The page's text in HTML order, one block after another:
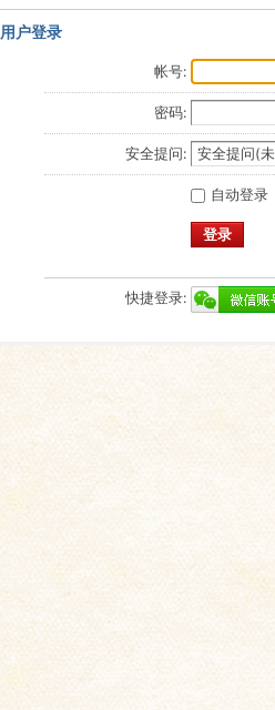
用户登录
帐号:
密码:
安全提问:
自动登录
登录
快捷登录: